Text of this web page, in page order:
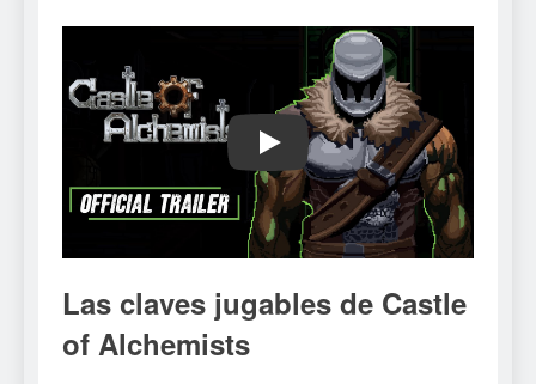
Play
Las claves jugables de Castle
of Alchemists